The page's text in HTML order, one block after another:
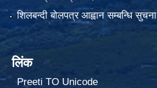
शिलबन्दी बोलपत्र आह्वान सम्बन्धि सुचना
लिंक
Preeti TO Unicode